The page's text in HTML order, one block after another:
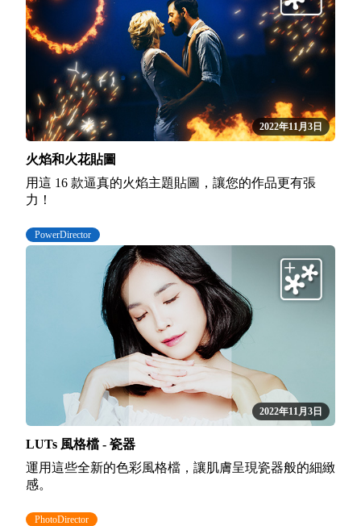
2022年11月3日
火焰和火花貼圖
用這 16 款逼真的火焰主題貼圖，讓您的作品更有張
力！
PowerDirector
2022年11月3日
LUTs 風格檔 - 瓷器
運用這些全新的色彩風格檔，讓肌膚呈現瓷器般的細緻
感。
PhotoDirector